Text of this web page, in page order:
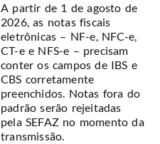
A partir de 1 de agosto de
2026, as notas fiscais
eletrônicas – NF-e, NFC-e,
CT-e e NFS-e – precisam
conter os campos de IBS e
CBS corretamente
preenchidos. Notas fora do
padrão serão rejeitadas
pela SEFAZ no momento da
transmissão.